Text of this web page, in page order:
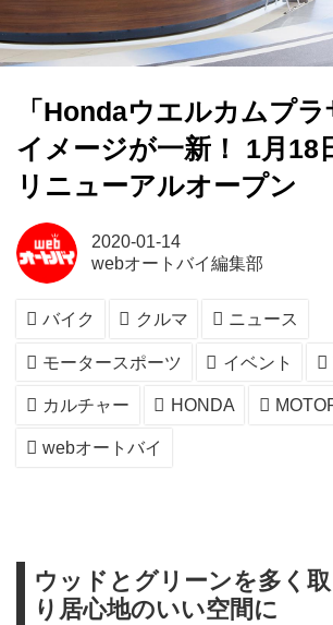
「Hondaウエルカムプ
イメージが一新！ 1月18
リニューアルオープン
2020-01-14
webオートバイ編集部
バイク クルマ ニュース
モータースポーツ イベント
カルチャー HONDA
webオートバイ
ウッドとグリーンを多く
り居心地のいい空間に